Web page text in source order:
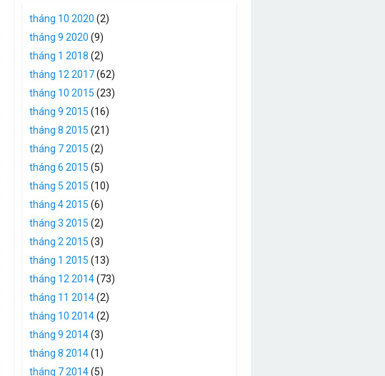
tháng 10 2020 (2)
tháng 9 2020 (9)
tháng 1 2018 (2)
tháng 12 2017(62)
tháng 10 2015 (23)
tháng 9 2015 (16)
tháng 8 2015 (21)
tháng 7 2015 (2)
tháng 6 2015 (5)
tháng 5 2015 (10)
tháng 4 2015 (6)
tháng 3 2015 (2)
tháng 2 2015 (3)
tháng 1 2015 (13)
tháng 12 2014(73)
tháng 11 2014(2)
tháng 10 2014(2)
tháng 9 2014(3)
tháng 8 2014(1)
tháng 7 2014(5)